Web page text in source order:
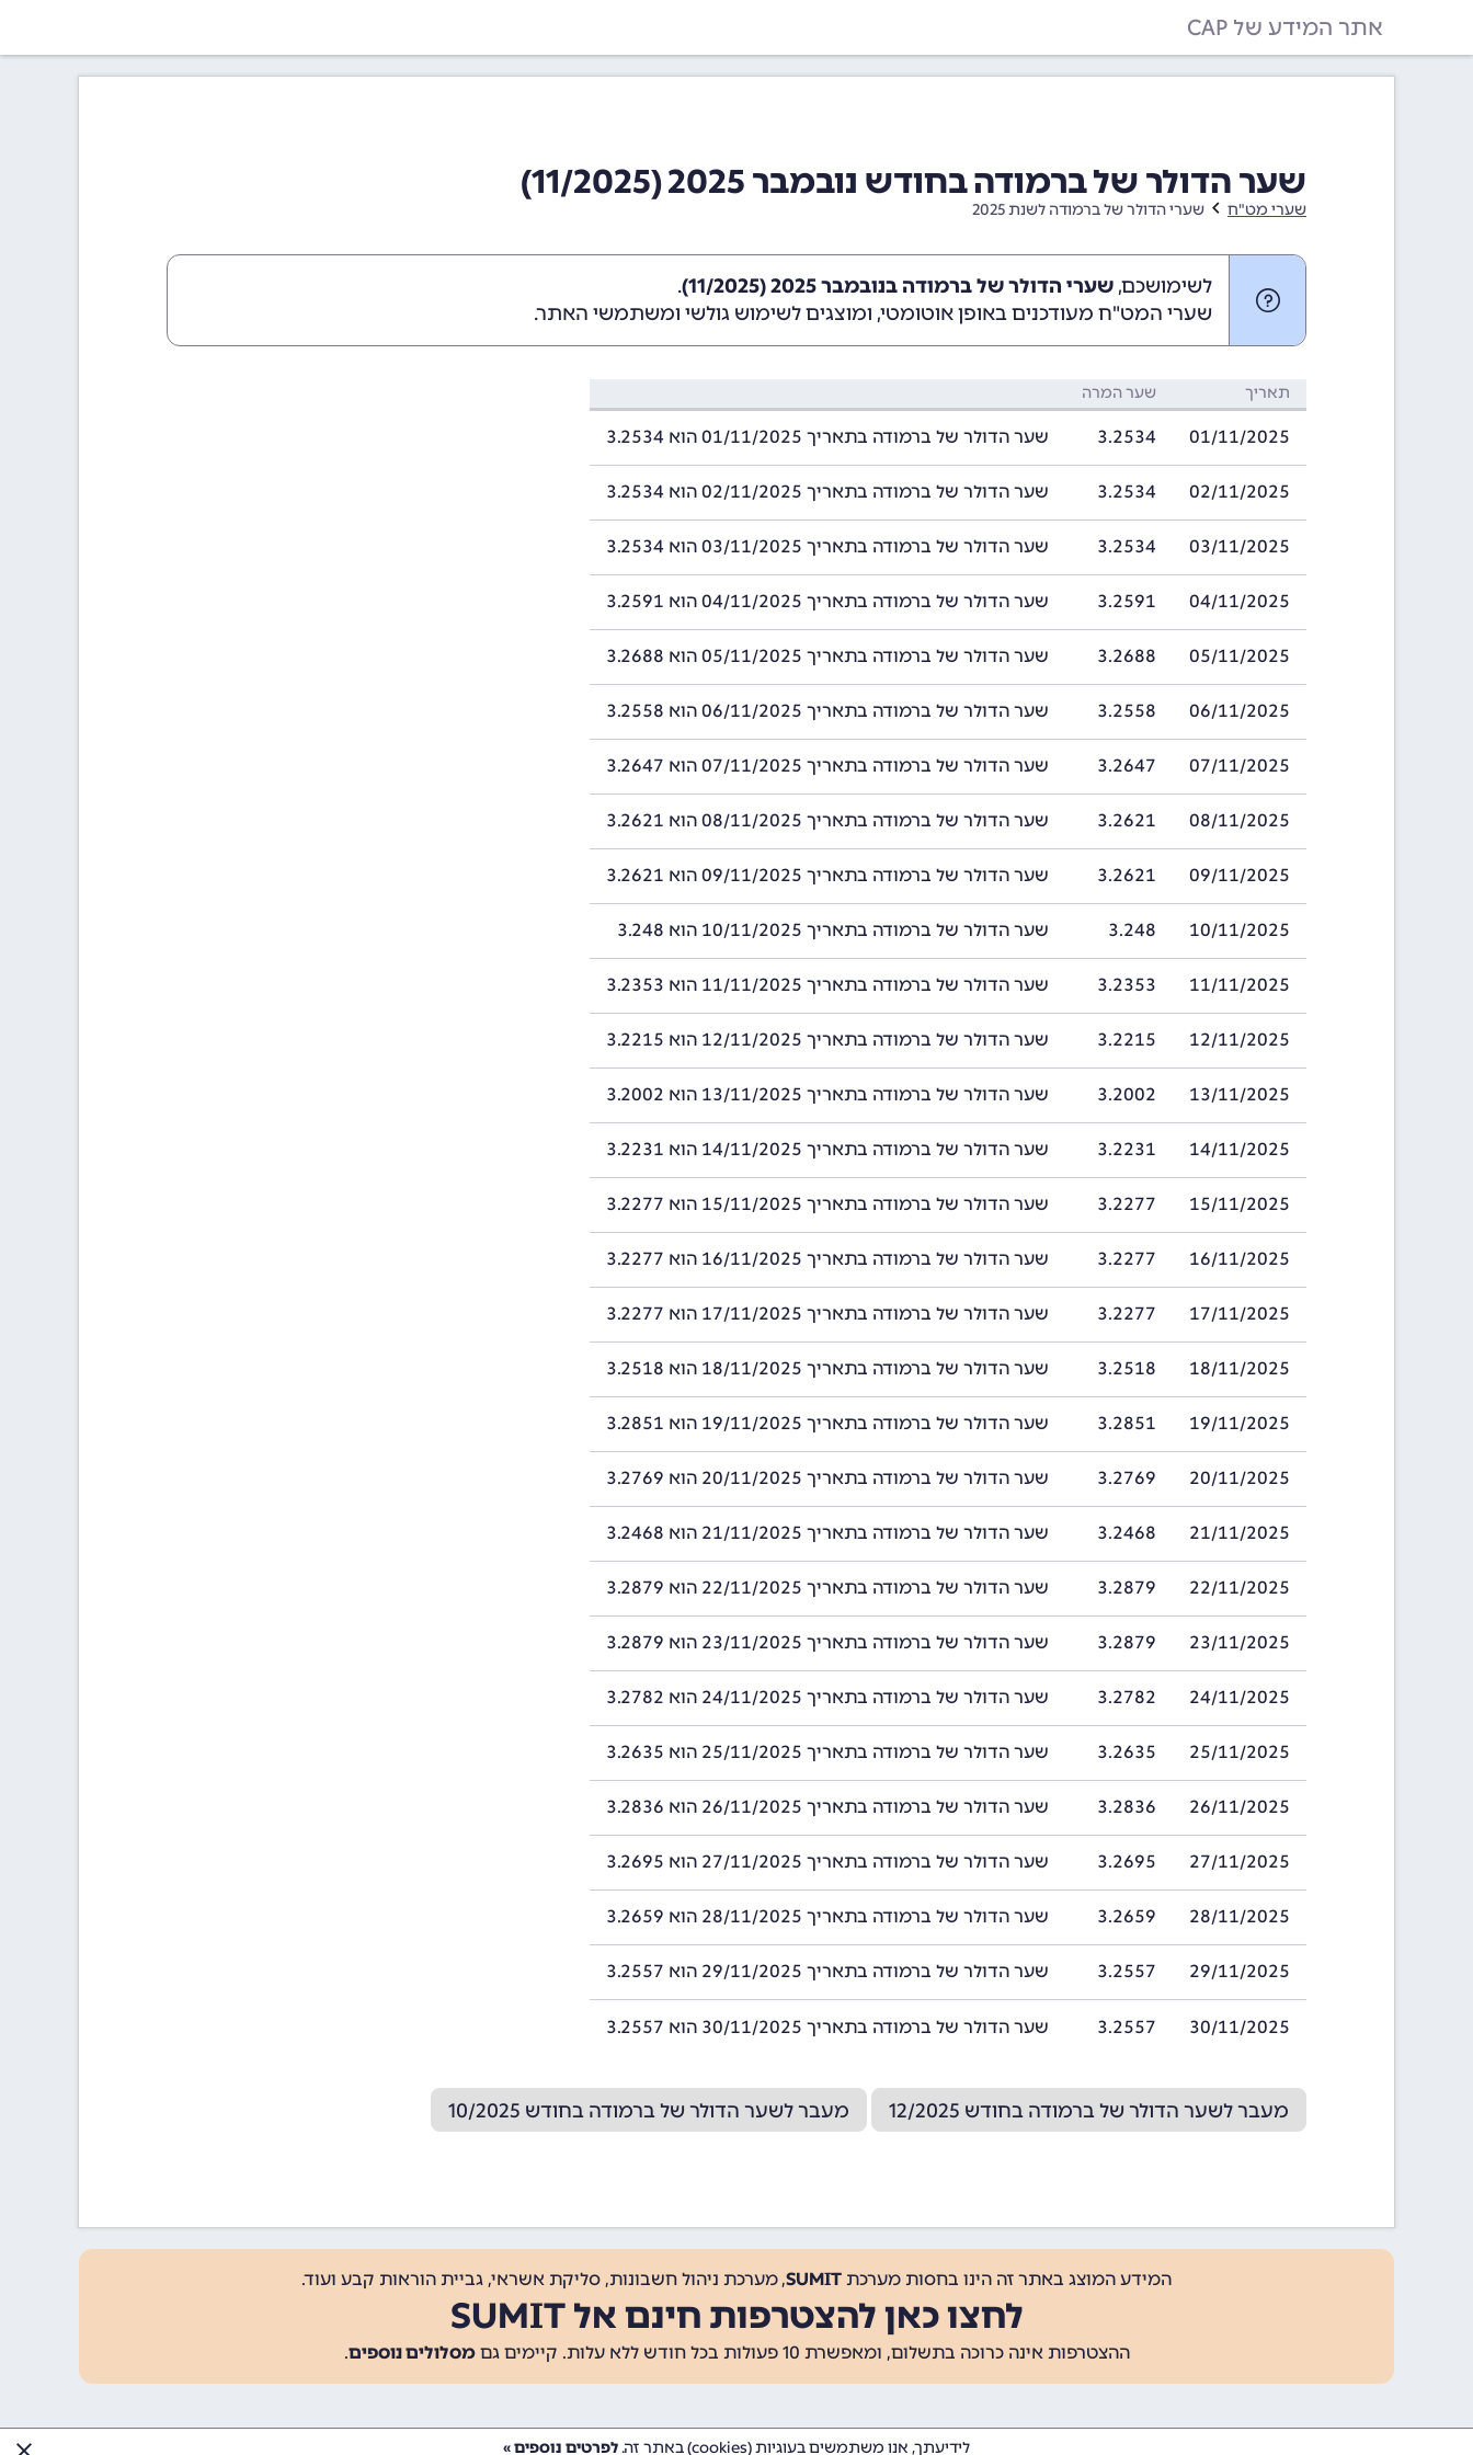
אתר המידע של CAP
שער הדולר של ברמודה בחודש נובמבר 2025 (11/2025)
שערי מט"ח שערי הדולר של ברמודה לשנת 2025
לשימושכם, שערי הדולר של ברמודה בנובמבר 2025 (11/2025)
.
שערי המט"ח מעודכנים באופן אוטומטי, ומוצגים לשימוש גולשי ומשתמשי האתר.
תאריך שער המרה
01/11/2025
3.2534 שער הדולר של ברמודה בתאריך 01/11/2025 הוא 3.2534
02/11/2025
3.2534 שער הדולר של ברמודה בתאריך 02/11/2025 הוא 3.2534
03/11/2025
3.2534 שער הדולר של ברמודה בתאריך 03/11/2025 הוא 3.2534
04/11/2025
3.2591 שער הדולר של ברמודה בתאריך 04/11/2025 הוא 3.2591
05/11/2025
3.2688 שער הדולר של ברמודה בתאריך 05/11/2025 הוא 3.2688
06/11/2025
3.2558 שער הדולר של ברמודה בתאריך 06/11/2025 הוא 3.2558
07/11/2025
3.2647 שער הדולר של ברמודה בתאריך 07/11/2025 הוא 3.2647
08/11/2025
3.2621 שער הדולר של ברמודה בתאריך 08/11/2025 הוא 3.2621
09/11/2025
3.2621 שער הדולר של ברמודה בתאריך 09/11/2025 הוא 3.2621
10/11/2025
3.248 שער הדולר של ברמודה בתאריך 10/11/2025 הוא 3.248
11/11/2025
3.2353 שער הדולר של ברמודה בתאריך 11/11/2025 הוא 3.2353
12/11/2025
3.2215 שער הדולר של ברמודה בתאריך 12/11/2025 הוא 3.2215
13/11/2025
3.2002 שער הדולר של ברמודה בתאריך 13/11/2025 הוא 3.2002
14/11/2025
3.2231 שער הדולר של ברמודה בתאריך 14/11/2025 הוא 3.2231
15/11/2025
3.2277 שער הדולר של ברמודה בתאריך 15/11/2025 הוא 3.2277
16/11/2025
3.2277 שער הדולר של ברמודה בתאריך 16/11/2025 הוא 3.2277
17/11/2025
3.2277 שער הדולר של ברמודה בתאריך 17/11/2025 הוא 3.2277
18/11/2025
3.2518 שער הדולר של ברמודה בתאריך 18/11/2025 הוא 3.2518
19/11/2025
3.2851 שער הדולר של ברמודה בתאריך 19/11/2025 הוא 3.2851
20/11/2025
3.2769 שער הדולר של ברמודה בתאריך 20/11/2025 הוא 3.2769
21/11/2025
3.2468 שער הדולר של ברמודה בתאריך 21/11/2025 הוא 3.2468
22/11/2025
3.2879 שער הדולר של ברמודה בתאריך 22/11/2025 הוא 3.2879
23/11/2025
3.2879 שער הדולר של ברמודה בתאריך 23/11/2025 הוא 3.2879
24/11/2025
3.2782 שער הדולר של ברמודה בתאריך 24/11/2025 הוא 3.2782
25/11/2025
3.2635 שער הדולר של ברמודה בתאריך 25/11/2025 הוא 3.2635
26/11/2025
3.2836 שער הדולר של ברמודה בתאריך 26/11/2025 הוא 3.2836
27/11/2025
3.2695 שער הדולר של ברמודה בתאריך 27/11/2025 הוא 3.2695
28/11/2025
3.2659 שער הדולר של ברמודה בתאריך 28/11/2025 הוא 3.2659
29/11/2025
3.2557 שער הדולר של ברמודה בתאריך 29/11/2025 הוא 3.2557
30/11/2025
3.2557 שער הדולר של ברמודה בתאריך 30/11/2025 הוא 3.2557
מעבר לשער הדולר של ברמודה בחודש 12/2025 מעבר לשער הדולר של ברמודה בחודש 10/2025
המידע המוצג באתר זה הינו בחסות מערכת SUMIT, מערכת ניהול חשבונות, סליקת אשראי, גביית הוראות קבע ועוד.
לחצו כאן להצטרפות חינם אל SUMIT
ההצטרפות אינה כרוכה בתשלום, ומאפשרת 10 פעולות בכל חודש ללא עלות. קיימים גם מסלולים נוספים.
לידיעתך, אנו משתמשים בעוגיות (cookies) באתר זה. לפרטים נוספים »